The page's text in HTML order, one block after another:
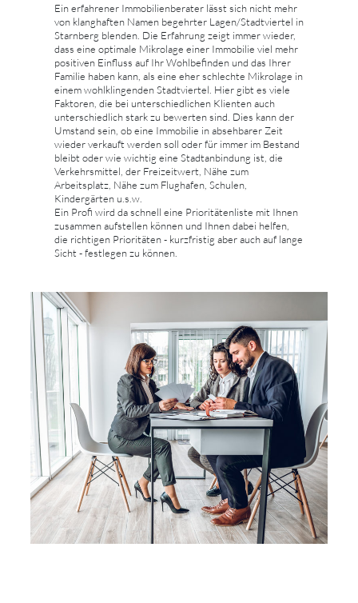
Ein erfahrener Immobilienberater lässt sich nicht mehr
von klanghaften Namen begehrter Lagen/Stadtviertel in
Starnberg blenden. Die Erfahrung zeigt immer wieder,
dass eine optimale Mikrolage einer Immobilie viel mehr
positiven Einfluss auf Ihr Wohlbefinden und das Ihrer
Familie haben kann, als eine eher schlechte Mikrolage in
einem wohlklingenden Stadtviertel. Hier gibt es viele
Faktoren, die bei unterschiedlichen Klienten auch
unterschiedlich stark zu bewerten sind. Dies kann der
Umstand sein, ob eine Immobilie in absehbarer Zeit
wieder verkauft werden soll oder für immer im Bestand
bleibt oder wie wichtig eine Stadtanbindung ist, die
Verkehrsmittel, der Freizeitwert, Nähe zum
Arbeitsplatz, Nähe zum Flughafen, Schulen,
Kindergärten u.s.w.
Ein Profi wird da schnell eine Prioritätenliste mit Ihnen
zusammen aufstellen können und Ihnen dabei helfen,
die richtigen Prioritäten - kurzfristig aber auch auf lange
Sicht - festlegen zu können.